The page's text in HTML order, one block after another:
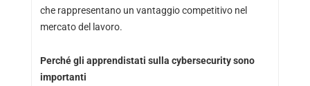
che rappresentano un vantaggio competitivo nel
mercato del lavoro.
Perché gli apprendistati sulla cybersecurity sono
importanti